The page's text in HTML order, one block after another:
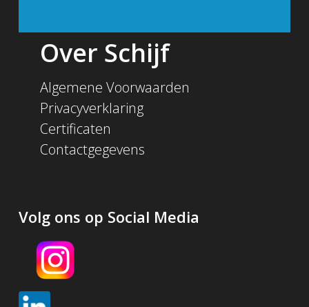
Over Schijf
Algemene Voorwaarden
Privacyverklaring
Certificaten
Contactgegevens
Volg ons op Social Media